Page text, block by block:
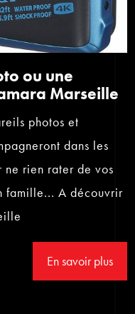
ou une
Marseille
photos et
dans les
ne rien rater de vos
famille... A découvrir
En savoir plus